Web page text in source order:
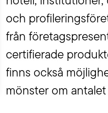
och
från
certifierade
finns också
mönster om